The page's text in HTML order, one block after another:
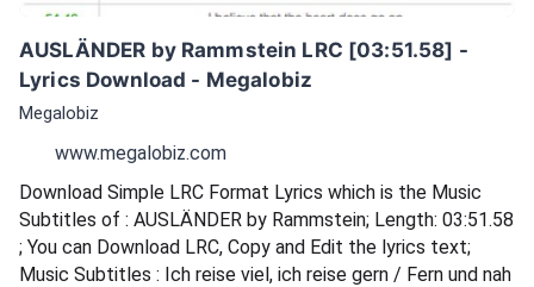
AUSLÄNDER by Rammstein LRC [03:51.58] -
Lyrics Download - Megalobiz
Megalobiz
www.megalobiz.com
Download Simple LRC Format Lyrics which is the Music
Subtitles of : AUSLÄNDER by Rammstein; Length: 03:51.58
; You can Download LRC, Copy and Edit the lyrics text;
Music Subtitles : Ich reise viel, ich reise gern / Fern und nah